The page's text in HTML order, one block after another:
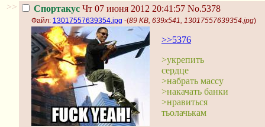
>> Спортакус Чт 07 июня 2012 20:41:57 No.5378
Файл: 13017557639354.jpg -(89 KB, 639x541, 13017557639354.jpg)
>>5376
>укрепить
сердце
>набрать массу
>накачать банки
>нравиться
тьолачькам